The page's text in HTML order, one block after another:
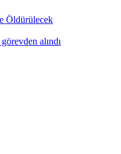
Öldürülecek
alındı